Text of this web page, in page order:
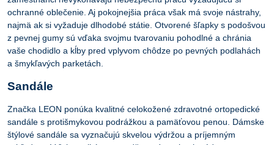
ochranné oblečenie. Aj pokojnejšia práca však má svoje nástrahy,
najmä ak si vyžaduje dlhodobé státie. Otvorené šľapky s podošvou
z pevnej gumy sú vďaka svojmu tvarovaniu pohodlné a chránia
vaše chodidlo a kĺby pred vplyvom chôdze po pevných podlahách
a šmykľavých parketách.
Sandále
Značka LEON ponúka kvalitné celokožené zdravotné ortopedické
sandále s protišmykovou podrážkou a pamäťovou penou. Dámske
štýlové sandále sa vyznačujú skvelou výdržou a príjemným